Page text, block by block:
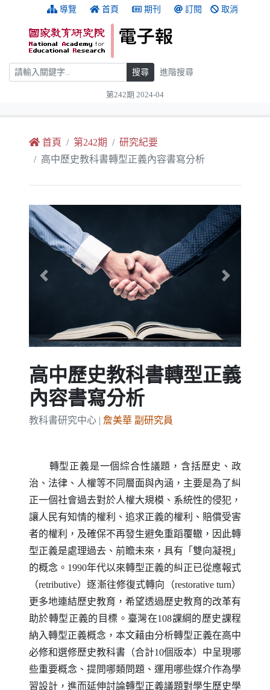
跳到主要內容 導覽 首頁 期刊 訂閱 取消
搜尋 搜尋 進階搜尋
第242期 2024-04
首頁 第242期
研究紀要
高中歷史教科書轉型正義內容書寫分析
Previous Next
高中歷史教科書轉型正義
內容書寫分析
教科書研究中心 | 詹美華 副研究員
轉型正義是一個綜合性議題，含括歷史、政
治、法律、人權等不同層面與內涵，主要是為了糾
正一個社會過去對於人權大規模、系統性的侵犯，
讓人民有知情的權利、追求正義的權利、賠償受害
者的權利，及確保不再發生避免重蹈覆轍，因此轉
型正義是處理過去、前瞻未來，具有「雙向凝視」
的概念。1990年代以來轉型正義的糾正已從應報式
（retributive）逐漸往修復式轉向（restorative turn）
更多地連結歷史教育，希望透過歷史教育的改革有
助於轉型正義的目標。臺灣在108課綱的歷史課程
納入轉型正義概念，本文藉由分析轉型正義在高中
必修和選修歷史教科書（合計10個版本）中呈現哪
些重要概念、提問哪類問題、運用哪些媒介作為學
習設計，進而延伸討論轉型正義議題對學生歷史學